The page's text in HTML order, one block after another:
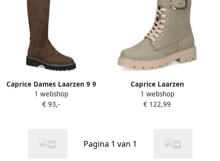
Caprice Dames Laarzen 9 9
25607 29 774 G breedte
1 webshop
€ 93,-
Caprice Laarzen
1 webshop
€ 122,99
Pagina 1 van 1